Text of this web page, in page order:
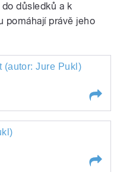
důsledků a k
pomáhají právě jeho
Jure Pukl)
(autor: Jure Pukl)
Jure Pukl)